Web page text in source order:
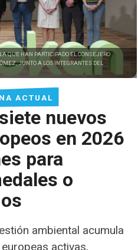
ACTUAL
nuevos
en 2026
para
o
ambiental acumula
activas,
QUE HAN PARTICIPADO EL CONSEJERO
JUNTO A LOS INTEGRANTES DEL